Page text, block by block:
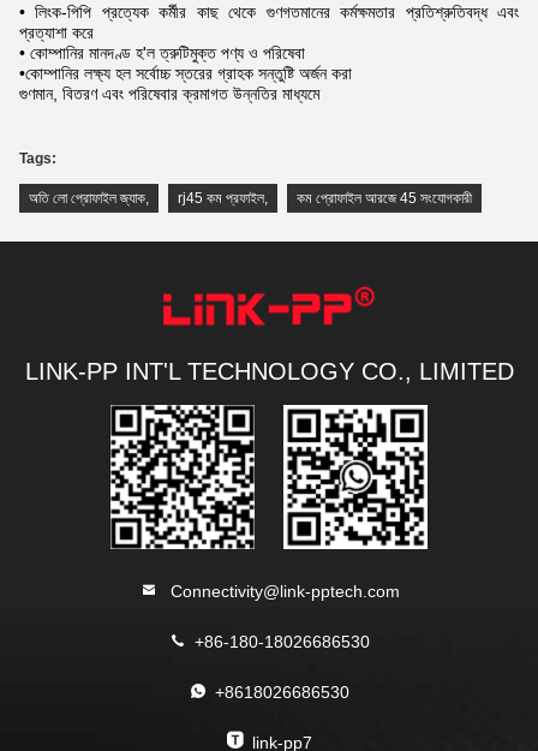
• লিংক-পিপি প্রত্যেক কর্মীর কাছ থেকে গুণগতমানের কর্মক্ষমতার প্রতিশ্রুতিবদ্ধ এবং
প্রত্যাশা করে
• কোম্পানির মানদণ্ড হ'ল ত্রুটিমুক্ত পণ্য ও পরিষেবা
•কোম্পানির লক্ষ্য হল সর্বোচ্চ স্তরের গ্রাহক সন্তুষ্টি অর্জন করা
গুণমান, বিতরণ এবং পরিষেবার ক্রমাগত উন্নতির মাধ্যমে
Tags:
অতি লো প্রোফাইল জ্যাক, rj45 কম প্রফাইল, কম প্রোফাইল আরজে 45 সংযোগকারী
LINK-PP INT'L TECHNOLOGY CO., LIMITED
Connectivity@link-pptech.com
+86-180-18026686530
+8618026686530
link-pp7